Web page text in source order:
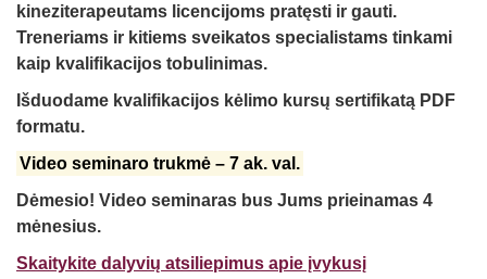
kineziterapeutams licencijoms pratęsti ir gauti.
Treneriams ir kitiems sveikatos specialistams tinkami
kaip kvalifikacijos tobulinimas.
Išduodame kvalifikacijos kėlimo kursų sertifikatą PDF
formatu.
Video seminaro trukmė – 7 ak. val.
Dėmesio! Video seminaras bus Jums prieinamas 4
mėnesius.
Skaitykite dalyvių atsiliepimus apie įvykusį